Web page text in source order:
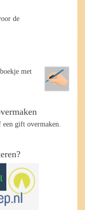
de
met
gift overmaken.